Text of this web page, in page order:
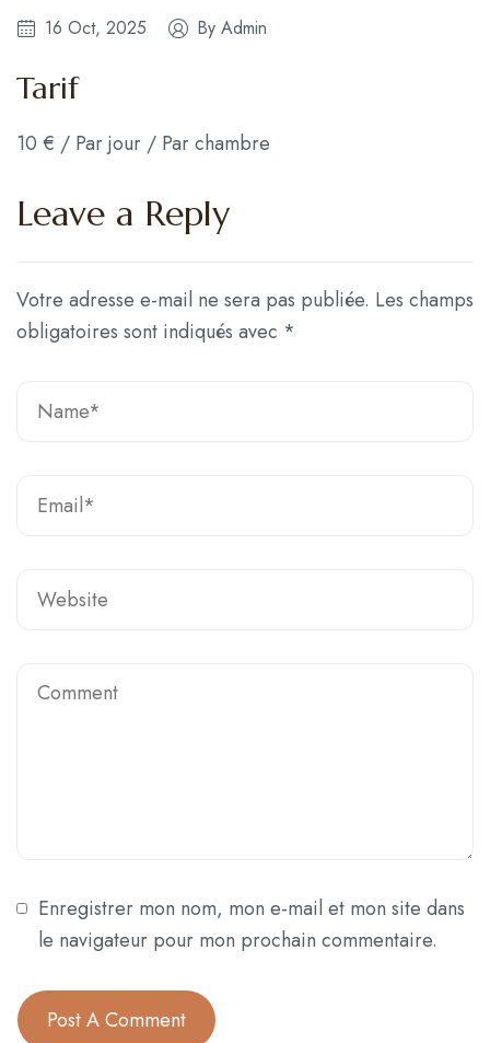
16 Oct, 2025 By Admin
Tarif
10 € / Par jour / Par chambre
Leave a Reply
Votre adresse e-mail ne sera pas publiée. Les champs
obligatoires sont indiqués avec *
Enregistrer mon nom, mon e-mail et mon site dans
le navigateur pour mon prochain commentaire.